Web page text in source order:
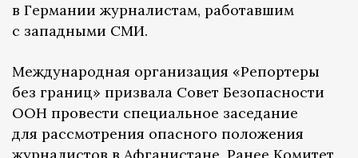
в Германии журналистам, работавшим
с западными СМИ.
Международная организация «Репортеры
без границ» призвала Совет Безопасности
ООН провести специальное заседание
для рассмотрения опасного положения